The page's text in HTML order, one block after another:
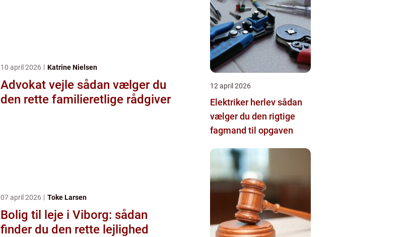
10 april 2026 Katrine Nielsen
Advokat vejle sådan vælger du
den rette familieretlige rådgiver
07 april 2026 Toke Larsen
Bolig til leje i Viborg: sådan
finder du den rette lejlighed
12 april 2026
Elektriker herlev sådan
vælger du den rigtige
fagmand til opgaven